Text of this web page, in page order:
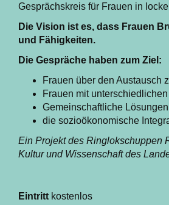
Gesprächskreis für Frauen in
Die Vision ist es, dass Frauen
und Fähigkeiten.
Die Gespräche haben zum Ziel:
Frauen über den Austausch
Frauen mit
Gemeinschaftliche
die sozioökonomische
Ein Projekt des Ringlokschuppen
Kultur und Wissenschaft des
Eintritt kostenlos